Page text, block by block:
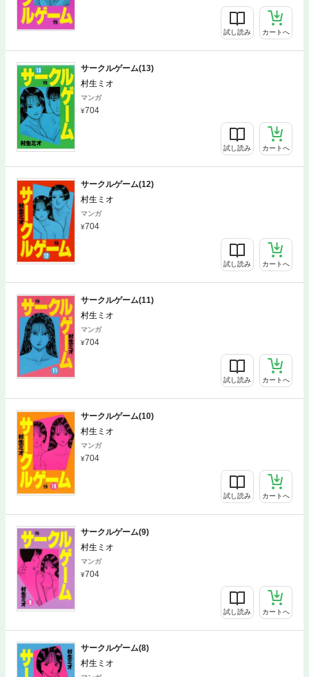
試し読み カートへ
サークルゲーム(13)
村生ミオ
マンガ
704
試し読み カートへ
サークルゲーム(12)
村生ミオ
マンガ
704
試し読み カートへ
サークルゲーム(11)
村生ミオ
マンガ
704
試し読み カートへ
サークルゲーム(10)
村生ミオ
マンガ
704
試し読み カートへ
サークルゲーム(9)
村生ミオ
マンガ
704
試し読み カートへ
サークルゲーム(8)
村生ミオ